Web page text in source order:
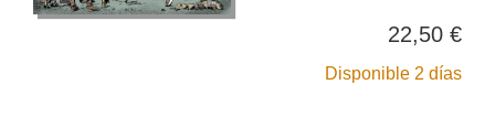
22,50 €
Disponible 2 días